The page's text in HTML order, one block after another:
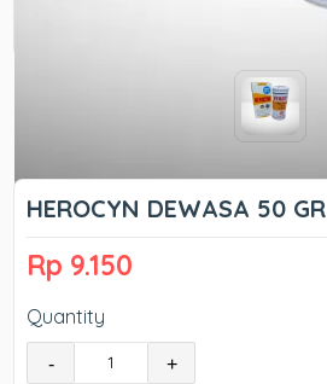
HEROCYN DEWASA 50 GR
Rp 9.150
Quantity
- +